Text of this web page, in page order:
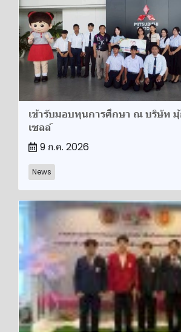
เข้ารับมอบทุนการศึกษา ณ บริษัท มุ้
เซลล์
9 ก.ค. 2026
News